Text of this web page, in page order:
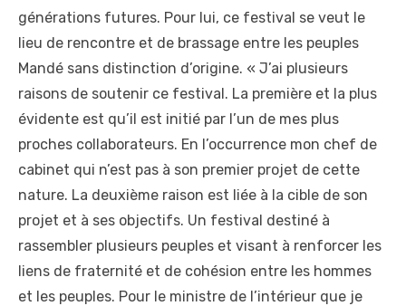
générations futures. Pour lui, ce festival se veut le
lieu de rencontre et de brassage entre les peuples
Mandé sans distinction d’origine. « J’ai plusieurs
raisons de soutenir ce festival. La première et la plus
évidente est qu’il est initié par l’un de mes plus
proches collaborateurs. En l’occurrence mon chef de
cabinet qui n’est pas à son premier projet de cette
nature. La deuxième raison est liée à la cible de son
projet et à ses objectifs. Un festival destiné à
rassembler plusieurs peuples et visant à renforcer les
liens de fraternité et de cohésion entre les hommes
et les peuples. Pour le ministre de l’intérieur que je